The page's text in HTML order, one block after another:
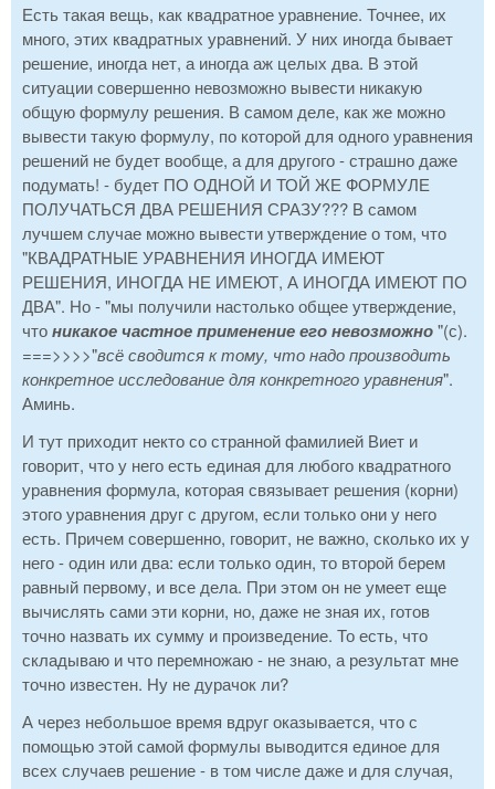
Есть такая вещь, как квадратное уравнение. Точнее, их
много, этих квадратных уравнений. У них иногда бывает
решение, иногда нет, а иногда аж целых два. В этой
ситуации совершенно невозможно вывести никакую
общую формулу решения. В самом деле, как же можно
вывести такую формулу, по которой для одного уравнения
решений не будет вообще, а для другого - страшно даже
подумать! - будет ПО ОДНОЙ И ТОЙ ЖЕ ФОРМУЛЕ
ПОЛУЧАТЬСЯ ДВА РЕШЕНИЯ СРАЗУ??? В самом
лучшем случае можно вывести утверждение о том, что
"КВАДРАТНЫЕ УРАВНЕНИЯ ИНОГДА ИМЕЮТ
РЕШЕНИЯ, ИНОГДА НЕ ИМЕЮТ, А ИНОГДА ИМЕЮТ ПО
ДВА". Но - "мы получили настолько общее утверждение,
чтоникакое частное применение его невозможно"(с).
===>>>>"всё сводится к тому, что надо производить
конкретное исследование для конкретного уравнения".
Аминь.
И тут приходит некто со странной фамилией Виет и
говорит, что у него есть единая для любого квадратного
уравнения формула, которая связывает решения (корни)
этого уравнения друг с другом, если только они у него
есть. Причем совершенно, говорит, не важно, сколько их у
него - один или два: если только один, то второй берем
равный первому, и все дела. При этом он не умеет еще
вычислять сами эти корни, но, даже не зная их, готов
точно назвать их сумму и произведение. То есть, что
складываю и что перемножаю - не знаю, а результат мне
точно известен. Ну не дурачок ли?
А через небольшое время вдруг оказывается, что с
помощью этой самой формулы выводится единое для
всех случаев решение - в том числе даже и для случая,